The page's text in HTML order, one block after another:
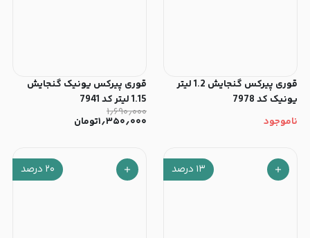
قوری پیرکس گنجایش 1.2 لیتر
یونیک کد 7978
ناموجود
قوری پیرکس یونیک گنجایش
1.15 لیتر کد 7941
۱٫۶۹۰٫۰۰۰
۱٫۳۵۰٫۰۰۰تومان
۱۳ درصد ۲۰ درصد